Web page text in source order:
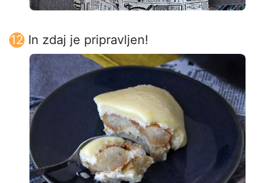
In zdaj je pripravljen!